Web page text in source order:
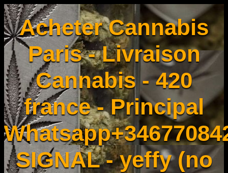
Acheter Cannabis
Paris - Livraison
Cannabis - 420
france - Principal
SIGNAL - yeffy (no